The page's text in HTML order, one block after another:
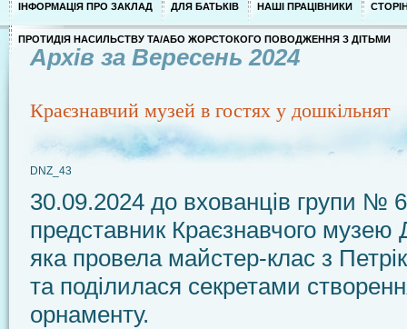
ІНФОРМАЦІЯ ПРО ЗАКЛАД ДЛЯ БАТЬКІВ НАШІ ПРАЦІВНИКИ
ПРОТИДІЯ НАСИЛЬСТВУ ТА/АБО ЖОРСТОКОГО ПОВОДЖЕННЯ З ДІТЬМИ
Архів за Вересень 2024
Краєзнавчий музей в гостях у дошкільнят
DNZ_43
30.09.2024 до вхованців групи № 6
представник Краєзнавчого музею
яка провела майстер-клас з
та поділилася секретами
орнаменту.